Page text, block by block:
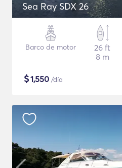
Sea Ray SDX 26
Barco de motor
26 ft
8 m
$1,550 /día